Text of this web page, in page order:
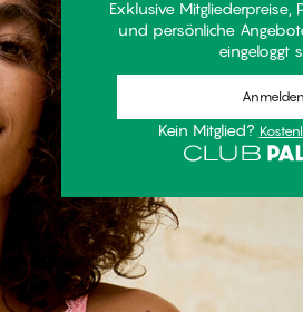
Exklusive
und persönliche
eingeloggt
Anmelden
Kein Mitglied?